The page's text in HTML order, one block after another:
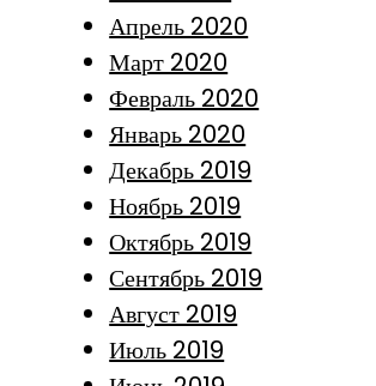
Апрель 2020
Март 2020
Февраль 2020
Январь 2020
Декабрь 2019
Ноябрь 2019
Октябрь 2019
Сентябрь 2019
Август 2019
Июль 2019